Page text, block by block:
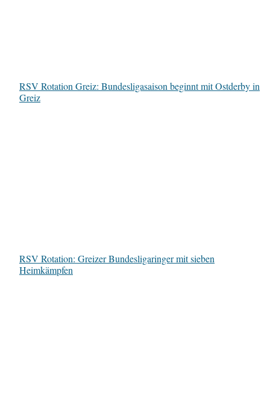
RSV Rotation Greiz: Bundesligasaison beginnt mit Ostderby in
Greiz
RSV Rotation: Greizer Bundesligaringer mit sieben
Heimkämpfen